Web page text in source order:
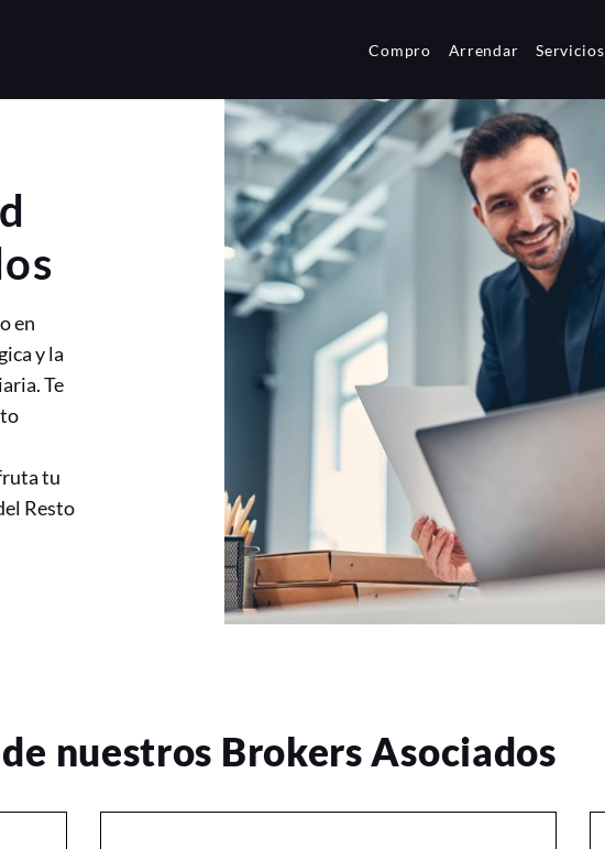
Compro Arrendar Servicios
en
y la
Te
tu
Resto
nuestros Brokers Asociados